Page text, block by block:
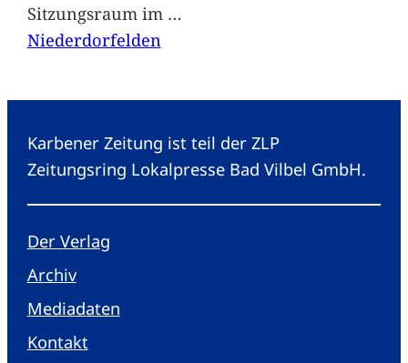
Sitzungsraum im …
Niederdorfelden
Karbener Zeitung ist teil der ZLP
Zeitungsring Lokalpresse Bad Vilbel GmbH.
Der Verlag
Archiv
Mediadaten
Kontakt